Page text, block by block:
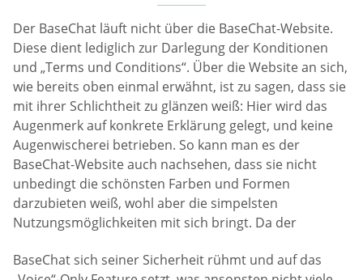
Der BaseChat läuft nicht über die BaseChat-Website.
Diese dient lediglich zur Darlegung der Konditionen
und „Terms und Conditions“. Über die Website an sich,
wie bereits oben einmal erwähnt, ist zu sagen, dass sie
mit ihrer Schlichtheit zu glänzen weiß: Hier wird das
Augenmerk auf konkrete Erklärung gelegt, und keine
Augenwischerei betrieben. So kann man es der
BaseChat-Website auch nachsehen, dass sie nicht
unbedingt die schönsten Farben und Formen
darzubieten weiß, wohl aber die simpelsten
Nutzungsmöglichkeiten mit sich bringt. Da der
BaseChat sich seiner Sicherheit rühmt und auf das